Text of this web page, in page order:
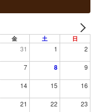
金 土 日
31 1 2
7 8 9
14 15 16
21 22 23